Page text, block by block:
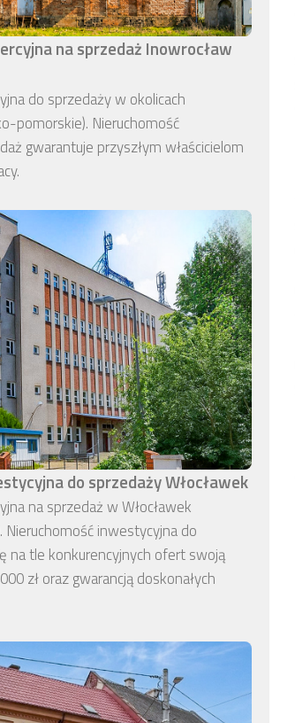
na sprzedaż Inowrocław
do sprzedaży w okolicach
pomorskie). Nieruchomość
gwarantuje przyszłym właścicielom
do sprzedaży Włocławek
na sprzedaż w Włocławek
inwestycyjna do
na tle konkurencyjnych ofert swoją
zł oraz gwarancją doskonałych